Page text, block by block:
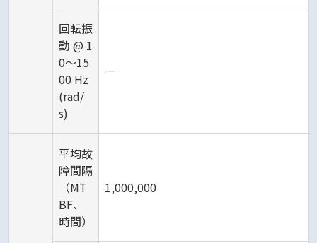
回転振
動 @ 1
0～15
00 Hz
(rad/
s)
－
平均故
障間隔
（MT
BF、
時間）
1,000,000